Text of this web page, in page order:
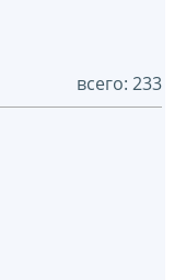
всего: 233